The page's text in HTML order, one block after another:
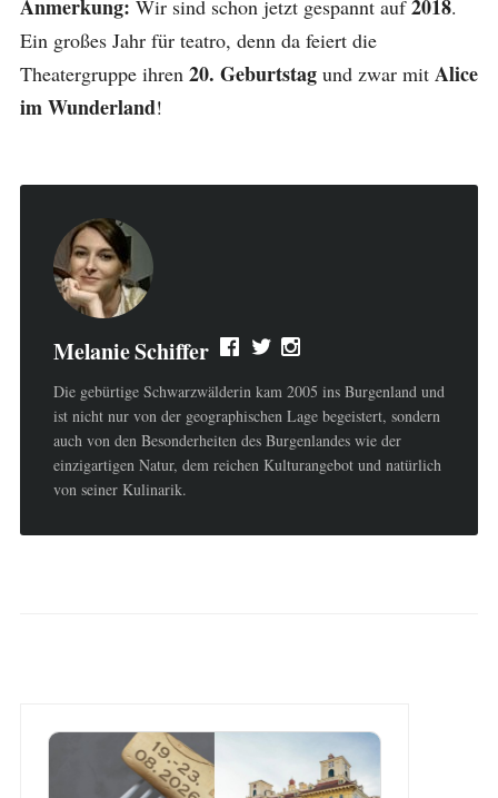
Anmerkung: Wir sind schon jetzt gespannt auf2018.
Ein großes Jahr für teatro, denn da feiert die
Theatergruppe ihren 20. Geburtstagund zwar mit Alice
im Wunderland!
Melanie Schiffer
Die gebürtige Schwarzwälderin kam 2005 ins Burgenland und
ist nicht nur von der geographischen Lage begeistert, sondern
auch von den Besonderheiten des Burgenlandes wie der
einzigartigen Natur, dem reichen Kulturangebot und natürlich
von seiner Kulinarik.